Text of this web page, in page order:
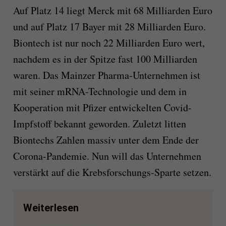
Auf Platz 14 liegt Merck mit 68 Milliarden Euro
und auf Platz 17 Bayer mit 28 Milliarden Euro.
Biontech ist nur noch 22 Milliarden Euro wert,
nachdem es in der Spitze fast 100 Milliarden
waren. Das Mainzer Pharma-Unternehmen ist
mit seiner mRNA-Technologie und dem in
Kooperation mit Pfizer entwickelten Covid-
Impfstoffbekannt geworden. Zuletzt litten
Biontechs Zahlen massiv unter dem Ende der
Corona-Pandemie. Nun will das Unternehmen
verstärkt auf die Krebsforschungs-Sparte setzen.
Weiterlesen